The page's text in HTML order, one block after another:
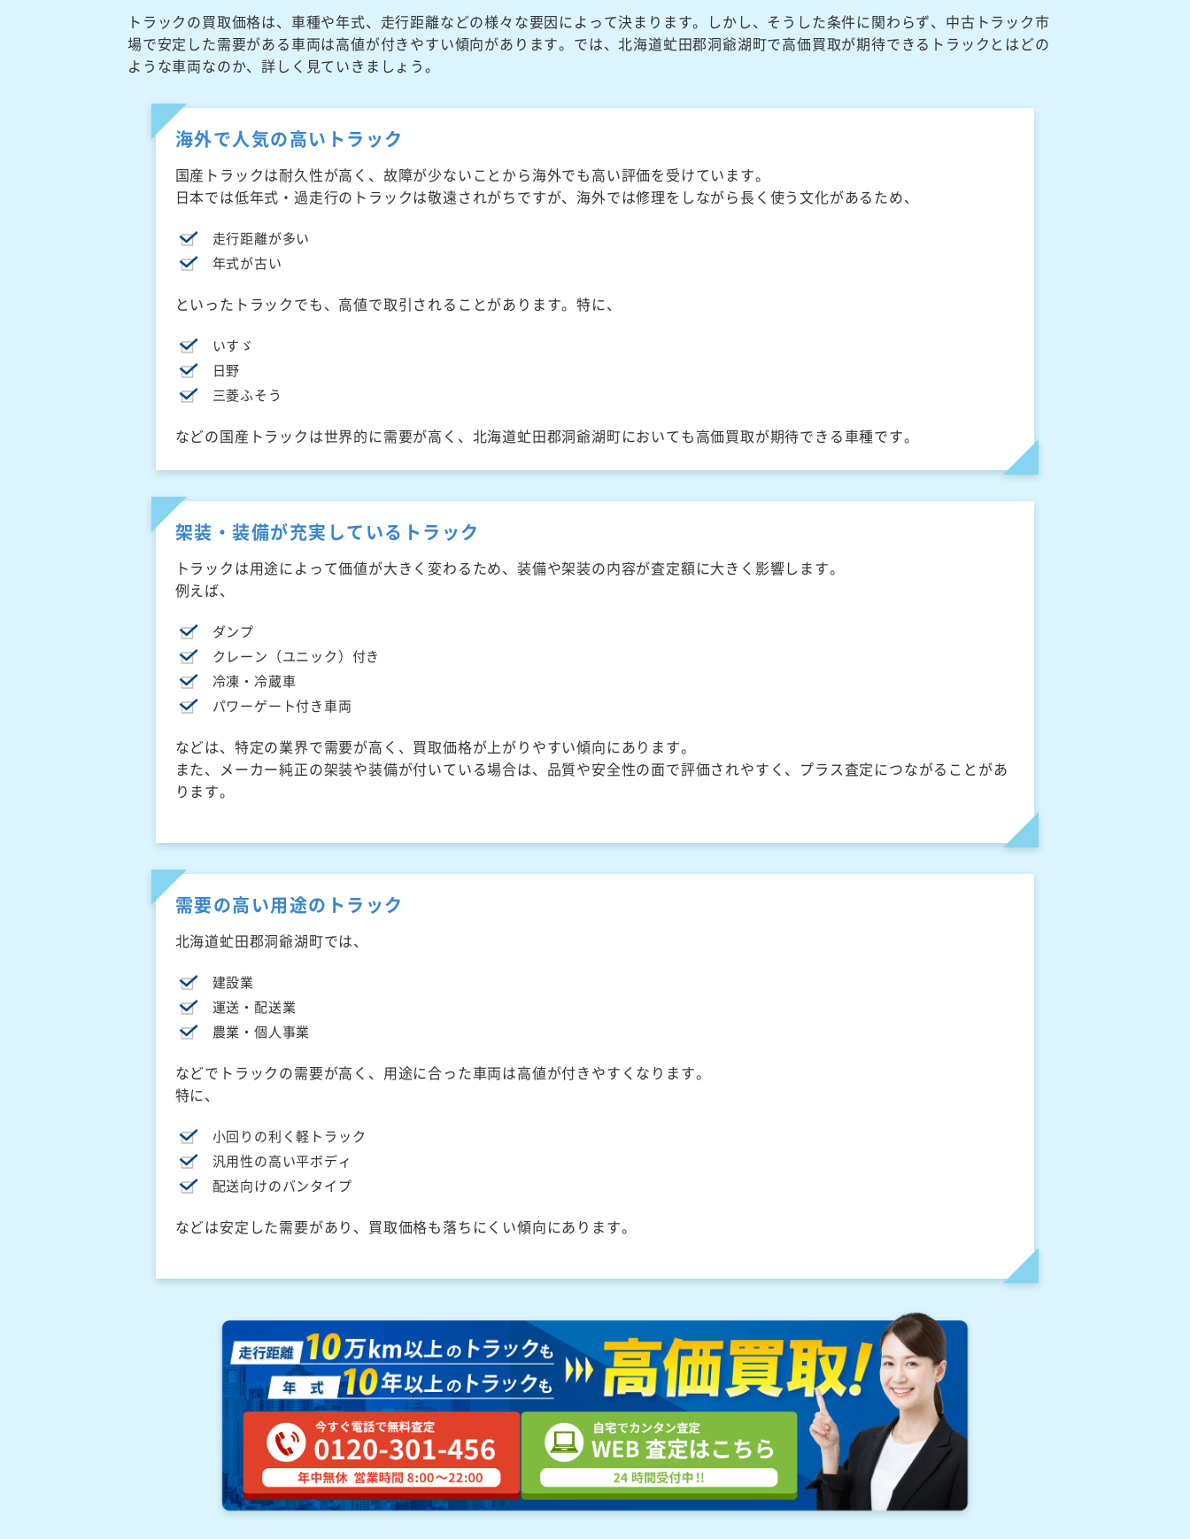
トラックの買取価格は、車種や年式、走行距離などの様々な要因によって決まります。しかし、そうした条件に関わらず、中古トラック市
場で安定した需要がある車両は高値が付きやすい傾向があります。では、北海道虻田郡洞爺湖町で高価買取が期待できるトラックとはどの
ような車両なのか、詳しく見ていきましょう。
海外で人気の高いトラック
国産トラックは耐久性が高く、故障が少ないことから海外でも高い評価を受けています。
日本では低年式・過走行のトラックは敬遠されがちですが、海外では修理をしながら長く使う文化があるため、
走行距離が多い
年式が古い
といったトラックでも、高値で取引されることがあります。特に、
いすゞ
日野
三菱ふそう
などの国産トラックは世界的に需要が高く、北海道虻田郡洞爺湖町においても高価買取が期待できる車種です。
架装・装備が充実しているトラック
トラックは用途によって価値が大きく変わるため、装備や架装の内容が査定額に大きく影響します。
例えば、
ダンプ
クレーン（ユニック）付き
冷凍・冷蔵車
パワーゲート付き車両
などは、特定の業界で需要が高く、買取価格が上がりやすい傾向にあります。
また、メーカー純正の架装や装備が付いている場合は、品質や安全性の面で評価されやすく、プラス査定につながることがあ
ります。
需要の高い用途のトラック
北海道虻田郡洞爺湖町では、
建設業
運送・配送業
農業・個人事業
などでトラックの需要が高く、用途に合った車両は高値が付きやすくなります。
特に、
小回りの利く軽トラック
汎用性の高い平ボディ
配送向けのバンタイプ
などは安定した需要があり、買取価格も落ちにくい傾向にあります。